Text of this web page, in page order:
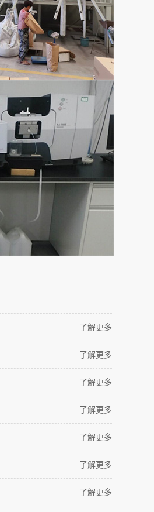
了解更多
了解更多
了解更多
了解更多
了解更多
了解更多
了解更多